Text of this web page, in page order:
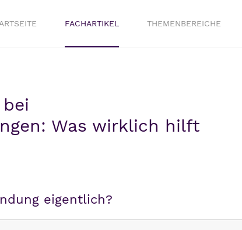
FACHARTIKEL THEMENBEREICHE
Was wirklich hilft
eigentlich?